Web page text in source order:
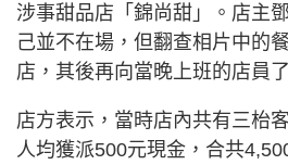
涉事甜品店「錦尚甜」。店主
己並不在場，但翻查相片中的
店，其後再向當晚上班的店員
店方表示，當時店內共有三枱
人均獲派500元現金，合共